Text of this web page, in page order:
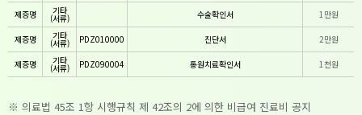
제증명 기타
(서류) 수술확인서 1만원
제증명 기타
(서류) PDZ010000 진단서 2만원
제증명 기타
(서류) PDZ090004 통원치료확인서 1천원
※ 의료법 45조 1항 시행규칙 제 42조의 2에 의한 비급여 진료비 공지